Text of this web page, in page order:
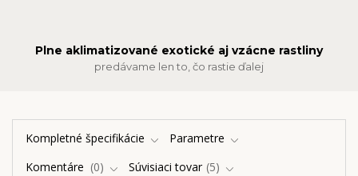
Plne aklimatizované exotické aj vzácne rastliny
predávame len to, čo rastie ďalej
Kompletné špecifikácie
Parametre
Komentáre
0 Súvisiaci tovar 5